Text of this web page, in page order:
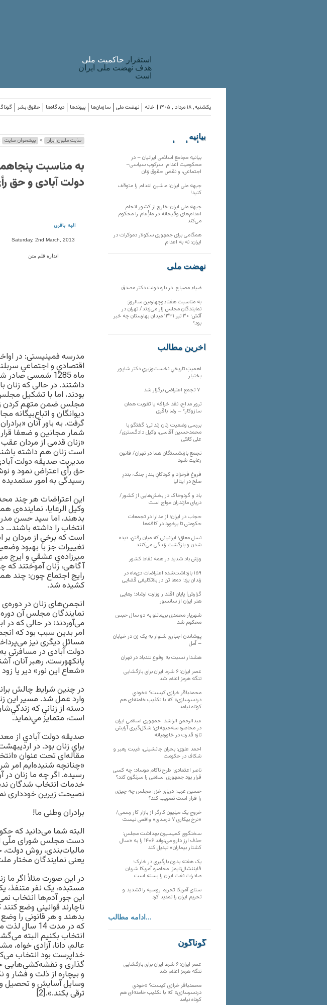
استقرار حاکميت ملی
هدف نهضت ملی ایران
است
حقوق بشر دیدگاه‌ها پیوندها سازمان‌ها نهضت ملی خانه یکشنبه, ۱۸ مرداد , ۱۴۰۵ |
سایت ملیون ایران > پیشخوان سایت
به مناسبت
دولت آبادی و حق
الهه باقری
Saturday, 2nd March, 2013
اندازه قلم متن
مدرسه فمینیستی: در
ماه 1285 شمسی
داشتند. در حالی که
بودند، اما با تشکيل
مجلس ضمن متهم کردن
ديوانگان و اتباع‌بيگانه
گرفت. به باور آنان
شمار مجانین و ضعفا قرار
«زنان قدمی از مردان
است زنان هم داشته
مدیریت صدیقه دولت
حق رأی اعتراض نمود و
رسیدگی به امور
این اعتراضات هر چند
وکیل الرعایا، نماینده‌ی
بدهند، اما سید حسن
انتخاب را داشته باشند…
است كه برخي از مردان بر
تغييرات جز با بهبود
ميرزاده‌ي عشقي و ايرج
آگاهی،‌ زنان آموختند
رايج اجتماع چون: چند
کشيده شد.
انجمن‌های زنان در
نمایندگان مجلس آن
می‌آوردند؛ در حالی که در
امر بدین سبب بود که
مسائل دیگری نیز
دولت آبادی در مسافرتی
پانکهورست، رهبر
«شعاع این نور» دیر یا زود
در چنين شرايط چالش
وارد عمل شد. مسير اين
دسته از زناني كه
است، متمايز مي‌نمايد.
صدیقه دولت آبادي از
«چنانچه شنيده‌ايم امر
رسيده. اگر چه ما زنان
خدمات انتخاب شدگان
نصيحت زيرين خودداری
برادران وطنی ما!
البته شما می‌دانيد که
دست مجلس شورای ملّی
ماليات‌بندی، روش
يعنی نمايندگان مختار
در اين صورت مثلاً اگر
مستبده، يک نفر متنفذ،
اين جور آدم‌ها انتخاب
ناچارند قوانينی وضع
بدهند و هر قانونی را
که در مدت
انتخاب بکنيم البته
عالم، دانا، آزادی
خداپرست بود انتخاب
گذاری و نقشه‌کشی‌هايی
و بيچاره از ذلت و
وسايل آسايش و تحصيل و
ترقی بکند.».[2]
بیانیه
سازمان‌های
بیانیه مجامع اسلامی ایرانیان – در
محکومیت اعدام، سرکوب سیاسی–
اجتماعی، و نقض حقوق زنان
جبهه ملی ایران: ماشین اعدام را متوقف
کنید!
جبهه ملی ایران-خارج از کشور انجام
اعدام‌های وقیحانه در ملأِعام را محکوم
می‌کند
همگامی برای جمهوری سکولار دموکرات در
ایران: نه به اعدام
نهضت ملی
ضیاء مصباح: در باره دولت دکتر مصدق
به مناسبت هفتادوچهارمین سالروز:
نمایندگان مجلس زار می‌زدند/ تهران در
آتش؛ ۳۰ تیر ۱۳۳۱ میدان بهارستان چه خبر
بود؟
آخرین مطالب
اهمیتِ تاریخیِ نخست‌وزیریِ دکتر شاپور
بختیار
ترور مداح، نقد خرافه یا تقویت همان
سازوکار؟ – رضا باقری
بررسی وضعیت زنان زندانی؛ گفتگو با
محمدحسین آقاسی، وکیل دادگستری/
علی کلائی
تجمع بازنشستگان هما در تهران/ قانون
رعایت شود
فروغ فرخزاد و کودکانِ بندرِ جنگ، بندرِ
صلح در ایتالیا
باد و گردوخاک در بخش‌هایی از کشور/
دریای مازندران مواج است
حجاب در ایران؛ از مدارا در تجمعات
حکومتی تا برخورد در کافه‌ها
نسل معلق؛ ایرانیانی که میان رفتن، دیده
شدن و بازگشت زندگی می‌کنند
وزش باد شدید در همه نقاط کشور
۱۵۹ بازداشت‌شده اعتراضات دی‌ماه در
زندان یزد؛ ده‌ها تن در بلاتکلیفی قضایی
گزارش| پایان اقتدار وزارت ارشاد؛ رهایی
هنر ایران از سانسور
شهریار محمدی بریمانلو به دو سال حبس
محکوم شد
پوشاندن اجباری شلوار به یک زن در خیابان
– آمل
هشدار نسبت به وفوع تندباد در تهران
عصر ایران: ۶ شرط ایران برای بازگشایی
تنگه هرمز اعلام شد
محمدباقر خرازی کیست؟ «خودیِ
دردسرسازی» که با تکذیب خامنه‌ای هم
کوتاه نیامد
عبدالرحمن الراشد: جمهوری اسلامی ایران
در محاصره سه‌جبهه‌ای؛ شکل‌گیری آرایش
تازه قدرت در خاورمیانه
احمد علوی: بحران جانشینی، غیبت رهبر و
شکاف در حکومت
ناصر اعتمادی: طرح ناکام موساد: چه کسی
قرار بود جمهوری اسلامی را سرنگون کند؟
حسین عرب: دریای خزر؛ مجلس چه چیزی
را قرار است تصویب کند؟
خروج یک میلیون کارگر از بازار کار رسمی/
«نرخ بیکاری ۷ درصدی» واقعی نیست
سخنگوی کمیسیون بهداشت مجلس:
حذف ارز دارو می‌تواند ۱۴۰۶ را به «سال
کشتار بیماران» تبدیل کند
یک هفته بدون بارگیری در خارک؛
فایننشال‌تایمز: محاصره آمریکا شریان
صادرات نفت ایران را بسته است
سنای آمریکا تحریم روسیه را تشدید و
تحریم ایران را تمدید کرد
ادامه مطالب...
گوناگون
عصر ایران: ۶ شرط ایران برای بازگشایی
تنگه هرمز اعلام شد
محمدباقر خرازی کیست؟ «خودیِ
دردسرسازی» که با تکذیب خامنه‌ای هم
کوتاه نیامد